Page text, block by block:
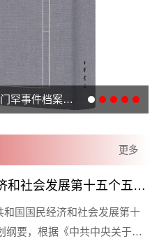
吉林省档案馆编《日伪有关诺门罕事件档案汇编》出版发行
更多
《中华人民共和国国民经济和社会发展第十五个五年规划纲要（草案）》摘要
国国民经济和社会发展第十
纲要，根据《中共中央关于制